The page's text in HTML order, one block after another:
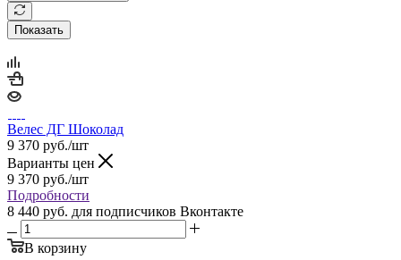
Показать
Велес ДГ Шоколад
9 370 руб./шт
Варианты цен
9 370 руб./шт
Подробности
8 440 руб. для подписчиков Вконтакте
В корзину